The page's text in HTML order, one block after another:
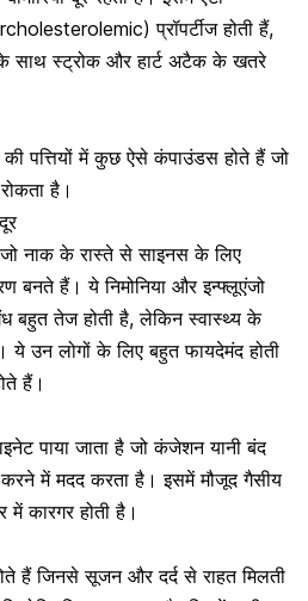
प्रॉपर्टीज होती हैं,
साथस्ट्रोकऔरहार्ट अटैक के खतरे
की पत्तियों में कुछ ऐसे कंपाउंडस होते हैं जो
है।
नाक के रास्ते सेसाइनस के लिए
बनते हैं। येनिमोनिया और इन्फ्लूएंजो
बहुत तेज होती है, लेकिनस्वास्थ्य के
ये उन लोगों के लिए बहुत फायदेमंद होती
हैं।
पाया जाता है जोकंजेशनयानीबंद
में मदद करता है। इसमें मौजूद गैसीय
में कारगर होती है।
हैं जिनसे सूजन और दर्द से राहत मिलती